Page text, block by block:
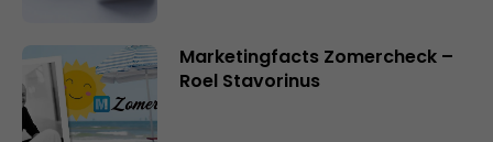
Marketingfacts Zomercheck –
Roel Stavorinus